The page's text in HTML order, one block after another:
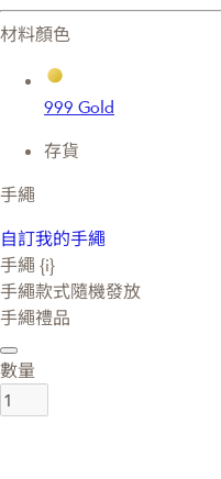
材料顏色
999 Gold
存貨
手繩
自訂我的手繩
手繩 {i}
手繩款式隨機發放
手繩禮品
數量